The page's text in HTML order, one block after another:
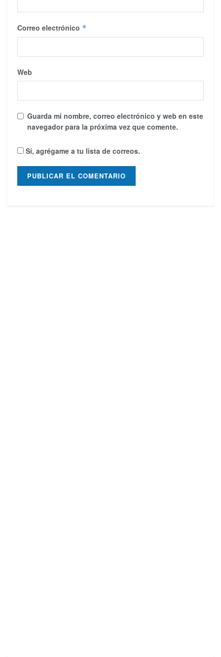
Correo electrónico *
Web
Guarda mi nombre, correo electrónico y web en este
navegador para la próxima vez que comente.
Sí, agrégame a tu lista de correos.